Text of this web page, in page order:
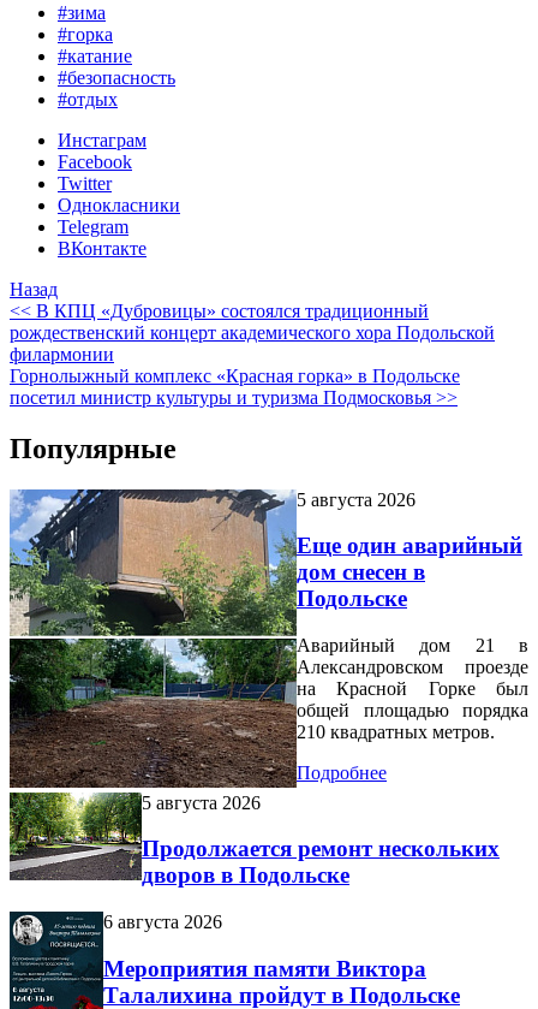
#зима
#горка
#катание
#безопасность
#отдых
Инстаграм
Facebook
Twitter
Однокласники
Telegram
ВКонтакте
Назад
<< В КПЦ «Дубровицы» состоялся традиционный
рождественский концерт академического хора Подольской
филармонии
Горнолыжный комплекс «Красная горка» в Подольске
посетил министр культуры и туризма Подмосковья >>
Популярные
5 августа 2026
Еще один аварийный
дом снесен в
Подольске
Аварийный дом 21 в
Александровском проезде
на Красной Горке был
общей площадью порядка
210 квадратных метров.
Подробнее
5 августа 2026
Продолжается ремонт нескольких
дворов в Подольске
6 августа 2026
Мероприятия памяти Виктора
Талалихина пройдут в Подольске